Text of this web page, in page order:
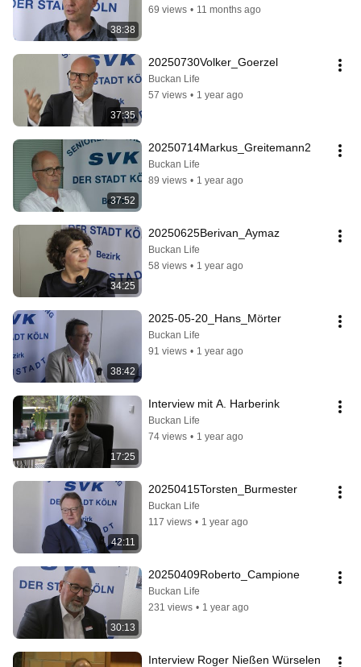
38:38
69 views • 11 months ago
37:35
20250730Volker_Goerzel
Buckan Life
57 views • 1 year ago
37:52
20250714Markus_Greitemann2
Buckan Life
89 views • 1 year ago
34:25
20250625Berivan_Aymaz
Buckan Life
58 views • 1 year ago
38:42
2025-05-20_Hans_Mörter
Buckan Life
91 views • 1 year ago
17:25
Interview mit A. Harberink
Buckan Life
74 views • 1 year ago
42:11
20250415Torsten_Burmester
Buckan Life
117 views • 1 year ago
30:13
20250409Roberto_Campione
Buckan Life
231 views • 1 year ago
Interview Roger Nießen Würselen